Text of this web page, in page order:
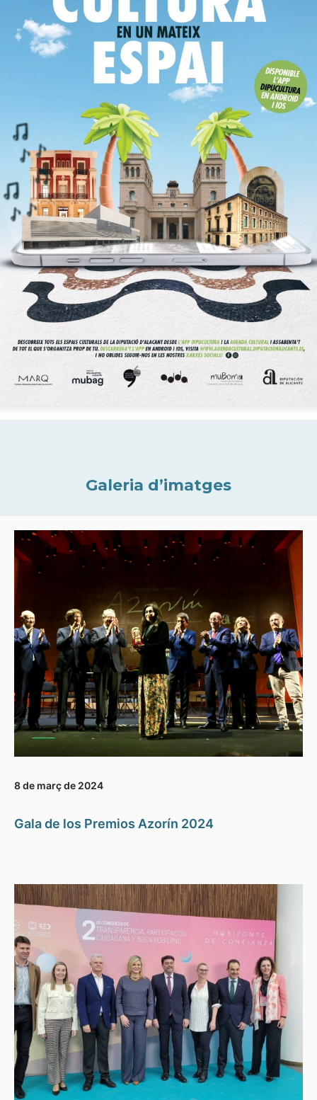
Galeria d’imatges
8 de març de 2024
Gala de los Premios Azorín 2024